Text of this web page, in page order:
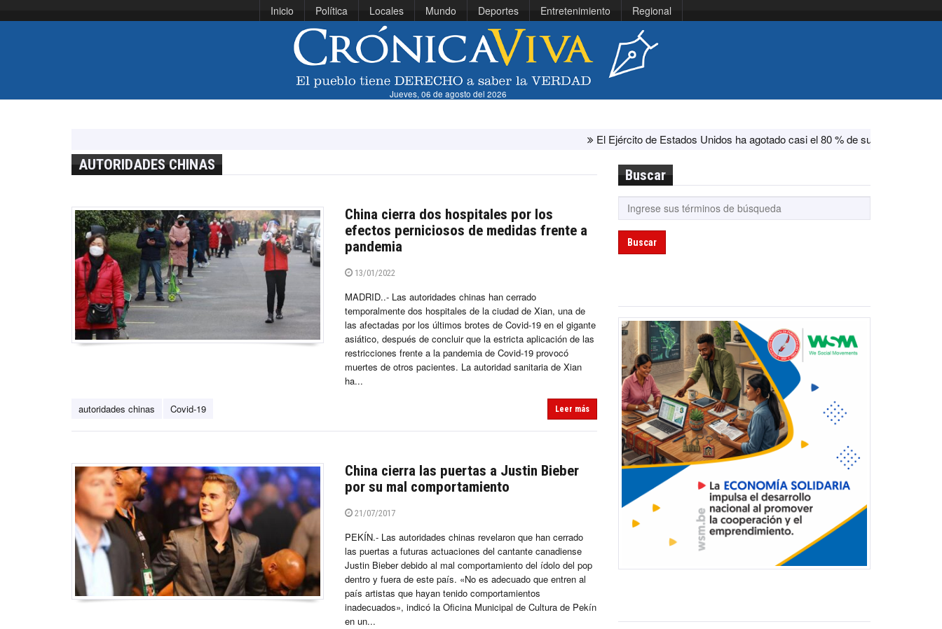
Inicio Política Locales Mundo Deportes Entretenimiento Regional
Jueves, 06 de agosto del 2026
El Ejército de Estados Unidos ha agotado casi el 80 % de su sistema antimisiles, según
AUTORIDADES CHINAS
China cierra dos hospitales por los
efectos perniciosos de medidas frente a
pandemia
13/01/2022
MADRID..- Las autoridades chinas han cerrado
temporalmente dos hospitales de la ciudad de Xian, una de
las afectadas por los últimos brotes de Covid-19 en el gigante
asiático, después de concluir que la estricta aplicación de las
restricciones frente a la pandemia de Covid-19 provocó
muertes de otros pacientes. La autoridad sanitaria de Xian
ha...
autoridades chinas Covid-19 Leer más
China cierra las puertas a Justin Bieber
por su mal comportamiento
21/07/2017
PEKÍN.- Las autoridades chinas revelaron que han cerrado
las puertas a futuras actuaciones del cantante canadiense
Justin Bieber debido al mal comportamiento del ídolo del pop
dentro y fuera de este país. «No es adecuado que entren al
país artistas que hayan tenido comportamientos
inadecuados», indicó la Oficina Municipal de Cultura de Pekín
en un...
Buscar
Buscar